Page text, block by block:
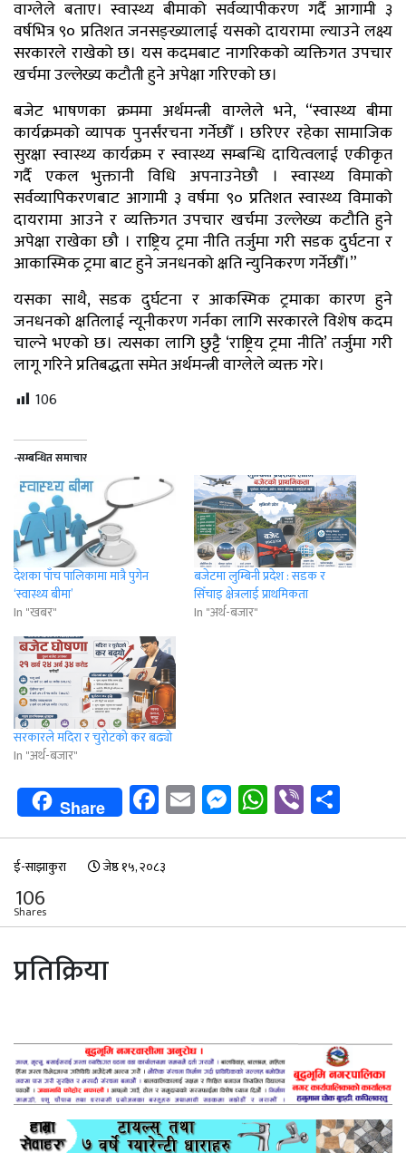
वाग्लेले बताए। स्वास्थ्य बीमाको सर्वव्यापीकरण गर्दै आगामी ३
वर्षभित्र ९० प्रतिशत जनसङ्ख्यालाई यसको दायरामा ल्याउने लक्ष्य
सरकारले राखेको छ। यस कदमबाट नागरिकको व्यक्तिगत उपचार
खर्चमा उल्लेख्य कटौती हुने अपेक्षा गरिएको छ।
बजेट भाषणका क्रममा अर्थमन्त्री वाग्लेले भने, “स्वास्थ्य बीमा
कार्यक्रमको व्यापक पुनर्संरचना गर्नेछौँ । छरिएर रहेका सामाजिक
सुरक्षा स्वास्थ्य कार्यक्रम र स्वास्थ्य सम्बन्धि दायित्वलाई एकीकृत
गर्दै एकल भुक्तानी विधि अपनाउनेछौ । स्वास्थ्य विमाको
सर्वव्यापिकरणबाट आगामी ३ वर्षमा ९० प्रतिशत स्वास्थ्य विमाको
दायरामा आउने र व्यक्तिगत उपचार खर्चमा उल्लेख्य कटौति हुने
अपेक्षा राखेका छौ । राष्ट्रिय ट्रमा नीति तर्जुमा गरी सडक दुर्घटना र
आकास्मिक ट्रमा बाट हुने जनधनको क्षति न्युनिकरण गर्नेछौँ।”
यसका साथै, सडक दुर्घटना र आकस्मिक ट्रमाका कारण हुने
जनधनको क्षतिलाई न्यूनीकरण गर्नका लागि सरकारले विशेष कदम
चाल्ने भएको छ। त्यसका लागि छुट्टै ‘राष्ट्रिय ट्रमा नीति’ तर्जुमा गरी
लागू गरिने प्रतिबद्धता समेत अर्थमन्त्री वाग्लेले व्यक्त गरे।
106
-सम्बन्धित समाचार
देशका पाँच पालिकामा मात्रै पुगेन
‘स्वास्थ्य बीमा’
In "खबर"
बजेटमा लुम्बिनी प्रदेश : सडक र
सिँचाइ क्षेत्रलाई प्राथमिकता
In "अर्थ-बजार"
सरकारले मदिरा र चुरोटको कर बढ्यो
In "अर्थ-बजार"
Share Facebook
EmailMessenger
WhatsApp
Viber
ई-साझाकुरा जेष्ठ १५, २०८३
106
Shares
प्रतिक्रिया